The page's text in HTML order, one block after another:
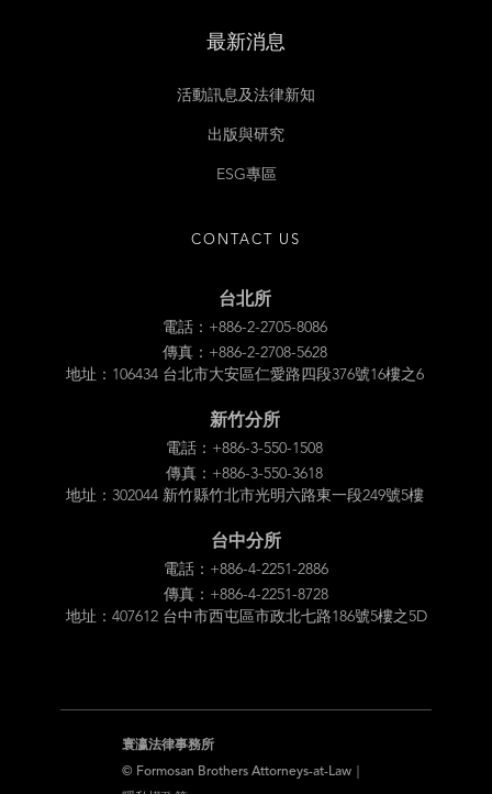
最新消息
活動訊息及法律新知
出版與研究
ESG專區
CONTACT US
台北所
電話：+886-2-2705-8086
傳真：+886-2-2708-5628
地址：106434 台北市大安區仁愛路四段376號16樓之6
新竹分所
電話：+886-3-550-1508
傳真：+886-3-550-3618
地址：302044 新竹縣竹北市光明六路東一段249號5樓
台中分所
電話：+886-4-2251-2886
傳真：+886-4-2251-8728
地址：407612 台中市西屯區市政北七路186號5樓之5D
寰瀛法律事務所
© Formosan Brothers Attorneys-at-Law｜